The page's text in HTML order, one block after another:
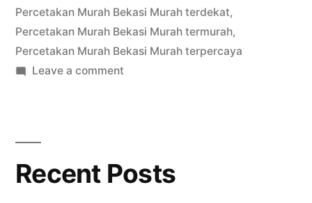
Percetakan Murah Bekasi Murah terdekat,
Percetakan Murah Bekasi Murah termurah,
Percetakan Murah Bekasi Murah terpercaya
Leave a commenton
Recent Posts